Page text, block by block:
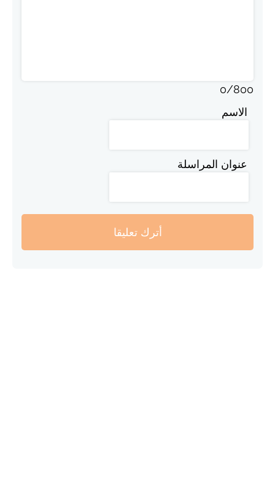
0/800
الاسم
عنوان المراسلة
أترك تعليقا